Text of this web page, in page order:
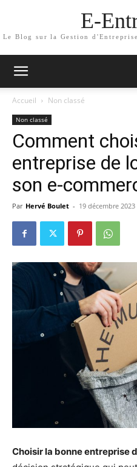
E-
Le Blog sur la Gestion
Accueil Non classé
Non classé
Comment
entreprise de
son e-
Par Hervé Boulet - 19 décembre 2023
Choisir la bonne entreprise